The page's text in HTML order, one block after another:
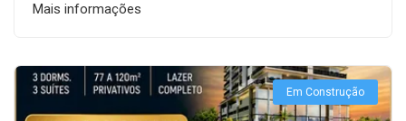
Mais informações
Em Construção